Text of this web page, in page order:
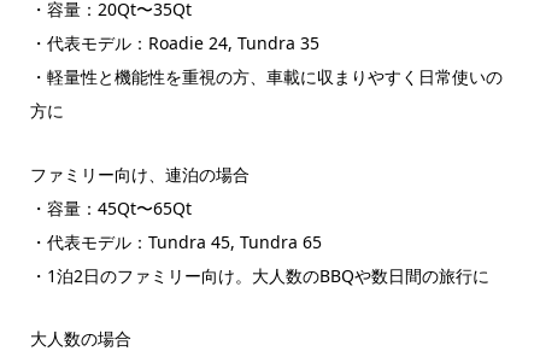
・容量：20Qt〜35Qt
・代表モデル：Roadie 24, Tundra 35
・軽量性と機能性を重視の方、車載に収まりやすく日常使いの
方に
ファミリー向け、連泊の場合
・容量：45Qt〜65Qt
・代表モデル：Tundra 45, Tundra 65
・1泊2日のファミリー向け。大人数のBBQや数日間の旅行に
大人数の場合